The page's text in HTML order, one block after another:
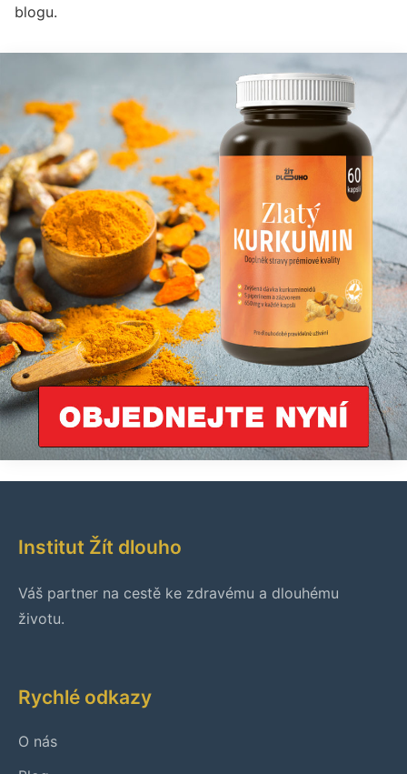
blogu.
Institut Žít dlouho
Váš partner na cestě ke zdravému a dlouhému
životu.
Rychlé odkazy
O nás